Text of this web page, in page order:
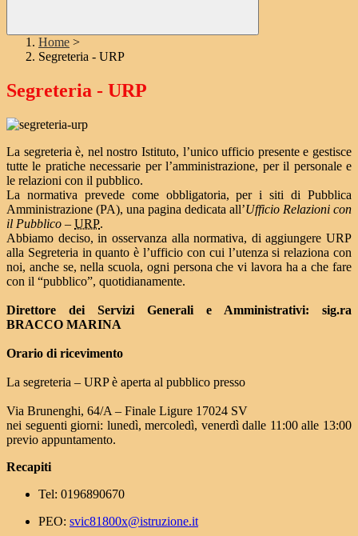
Home >
Segreteria - URP
Segreteria - URP
La segreteria è, nel nostro Istituto, l’unico ufficio presente e gestisce
tutte le pratiche necessarie per l’amministrazione, per il personale e
le relazioni con il pubblico.
La normativa prevede come obbligatoria, per i siti di Pubblica
Amministrazione (PA), una pagina dedicata all’Ufficio Relazioni con
il Pubblico – URP.
Abbiamo deciso, in osservanza alla normativa, di aggiungere URP
alla Segreteria in quanto è l’ufficio con cui l’utenza si relaziona con
noi, anche se, nella scuola, ogni persona che vi lavora ha a che fare
con il “pubblico”, quotidianamente.
Direttore dei Servizi Generali e Amministrativi: sig.ra
BRACCO MARINA
Orario di ricevimento
La segreteria – URP è aperta al pubblico presso
Via Brunenghi, 64/A – Finale Ligure 17024 SV
nei seguenti giorni: lunedì, mercoledì, venerdì dalle 11:00 alle 13:00
previo appuntamento.
Recapiti
Tel: 0196890670
PEO: svic81800x@istruzione.it